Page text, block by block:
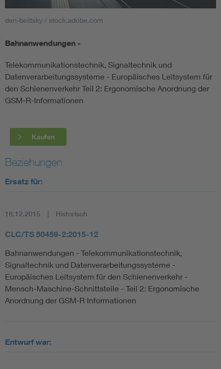
Smart Cities
DKE Fachinformationen im Kontext der Normung
Blitzschutz: DIN EN 62305 in der Übersicht
Circular Economy für mehr Ressourceneffizienz
Cybersecurity in der Industrieautomatisierung
DIN VDE 0100 für sichere Elektroinstallationen
Elektrofachkraft (EFK)
den-belitsky / stock.adobe.com
Bahnanwendungen -
Telekommunikationstechnik, Signaltechnik und
Datenverarbeitungssysteme - Europäisches Leitsystem für
den Schienenverkehr Teil 2: Ergonomische Anordnung der
GSM-R-Informationen
Kaufen
Beziehungen
Ersatz für:
18.12.2015 Historisch
CLC/TS 50459-2:2015-12
Bahnanwendungen - Telekommunikationstechnik,
Signaltechnik und Datenverarbeitungssysteme -
Europäisches Leitsystem für den Schienenverkehr -
Mensch-Maschine-Schnittstelle - Teil 2: Ergonomische
Anordnung der GSM-R Informationen
Entwurf war: